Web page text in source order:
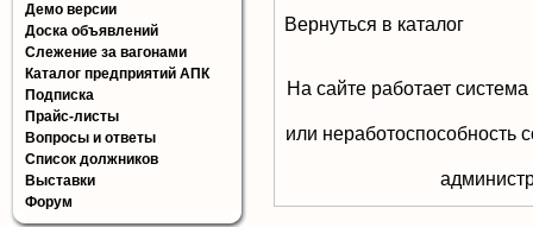
Демо версии
Доска объявлений
Слежение за вагонами
Каталог предприятий АПК
Подписка
Прайс-листы
Вопросы и ответы
Список должников
Выставки
Форум
Вернуться в каталог
На сайте работает
или неработоспособность